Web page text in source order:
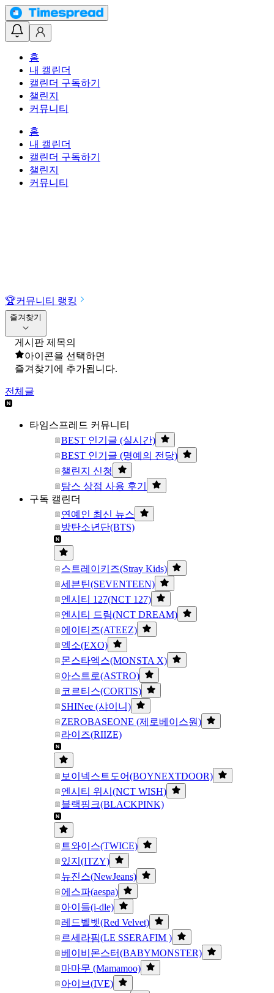
홈
내 캘린더
캘린더 구독하기
챌린지
커뮤니티
홈
내 캘린더
캘린더 구독하기
챌린지
커뮤니티
🏆커뮤니티 랭킹
즐겨찾기
게시판 제목의
아이콘을 선택하면
즐겨찾기에 추가됩니다.
전체글
타임스프레드 커뮤니티
BEST 인기글 (실시간)
BEST 인기글 (명예의 전당)
챌린지 신청
탐스 상점 사용 후기
구독 캘린더
연예인 최신 뉴스
방탄소년단(BTS)
스트레이키즈(Stray Kids)
세븐틴(SEVENTEEN)
엔시티 127(NCT 127)
엔시티 드림(NCT DREAM)
에이티즈(ATEEZ)
엑소(EXO)
몬스타엑스(MONSTA X)
아스트로(ASTRO)
코르티스(CORTIS)
SHINee (샤이니)
ZEROBASEONE (제로베이스원)
라이즈(RIIZE)
보이넥스트도어(BOYNEXTDOOR)
엔시티 위시(NCT WISH)
블랙핑크(BLACKPINK)
트와이스(TWICE)
있지(ITZY)
뉴진스(NewJeans)
에스파(aespa)
아이들(i-dle)
레드벨벳(Red Velvet)
르세라핌(LE SSERAFIM )
베이비몬스터(BABYMONSTER)
마마무 (Mamamoo)
아이브(IVE)